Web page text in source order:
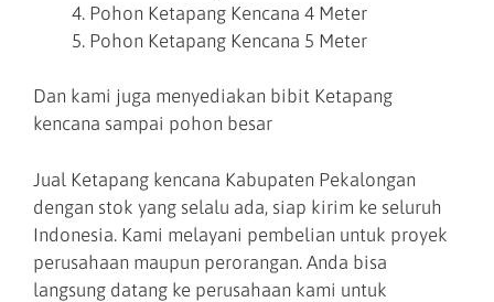
Pohon Ketapang Kencana 4 Meter
Pohon Ketapang Kencana 5 Meter
Dan kami juga menyediakan bibit Ketapang
kencana sampai pohon besar
Jual Ketapang kencana Kabupaten Pekalongan
dengan stok yang selalu ada, siap kirim ke seluruh
Indonesia. Kami melayani pembelian untuk proyek
perusahaan maupun perorangan. Anda bisa
langsung datang ke perusahaan kami untuk